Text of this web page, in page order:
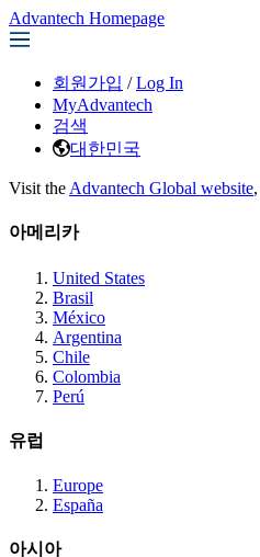
Advantech Homepage
회원가입 / Log In
MyAdvantech
검색
대한민국
Visit the Advantech Global website
아메리카
United States
Brasil
México
Argentina
Chile
Colombia
Perú
유럽
Europe
España
아시아